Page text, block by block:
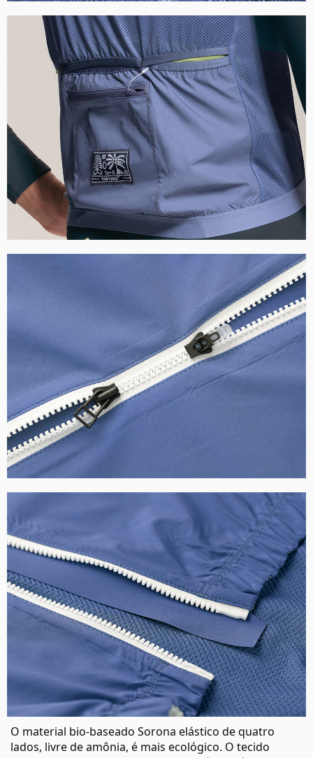
O material bio-baseado Sorona elástico de quatro
lados, livre de amônia, é mais ecológico. O tecido